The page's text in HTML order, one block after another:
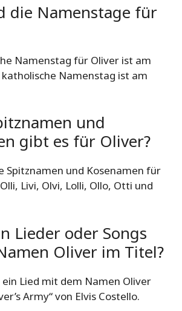
die Namenstage für
Namenstag für Oliver ist am
katholische Namenstag ist am
und
gibt es für Oliver?
Spitznamen und Kosenamen für
Livi, Olvi, Lolli, Ollo, Otti und
Lieder oder Songs
Oliver im Titel?
ein Lied mit dem Namen Oliver
Army“ von Elvis Costello.